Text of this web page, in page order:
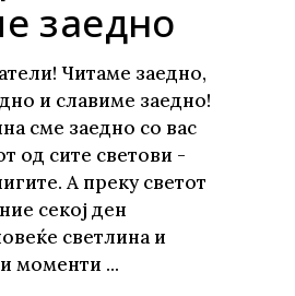
заедно
Читаме заедно,
и славиме заедно!
сме заедно со вас
од сите светови -
А преку светот
секој ден
светлина и
моменти